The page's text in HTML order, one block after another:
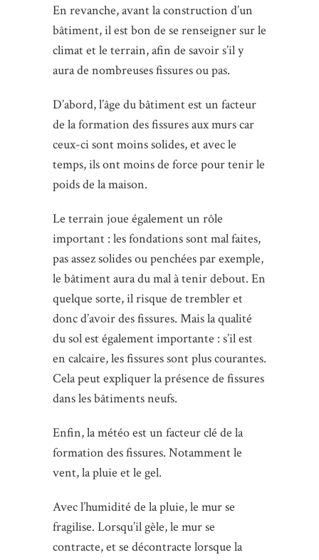
En revanche, avant la construction d’un
bâtiment, il est bon de se renseigner sur le
climat et le terrain, afin de savoir s’il y
aura de nombreuses fissures ou pas.
D’abord, l’âge du bâtiment est un facteur
de la formation des fissures aux murs car
ceux-ci sont moins solides, et avec le
temps, ils ont moins de force pour tenir le
poids de la maison.
Le terrain joue également un rôle
important : les fondations sont mal faites,
pas assez solides ou penchées par exemple,
le bâtiment aura du mal à tenir debout. En
quelque sorte, il risque de trembler et
donc d’avoir des fissures. Mais la qualité
du sol est également importante : s’il est
en calcaire, les fissures sont plus courantes.
Cela peut expliquer la présence de fissures
dans les bâtiments neufs.
Enfin, la météo est un facteur clé de la
formation des fissures. Notamment le
vent, la pluie et le gel.
Avec l’humidité de la pluie, le mur se
fragilise. Lorsqu’il gèle, le mur se
contracte, et se décontracte lorsque la